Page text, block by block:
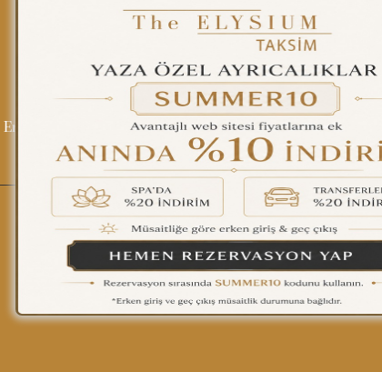
Tüm Otellerimiz Blog İletişim Politikalar
English
ÇAĞRI MERKEZİ
08502421818
REZERVASYON